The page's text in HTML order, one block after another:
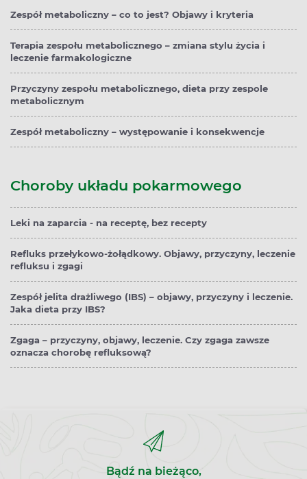
Zespół metaboliczny – co to jest? Objawy i kryteria
Terapia zespołu metabolicznego – zmiana stylu życia i
leczenie farmakologiczne
Przyczyny zespołu metabolicznego, dieta przy zespole
metabolicznym
Zespół metaboliczny – występowanie i konsekwencje
Choroby układu pokarmowego
Leki na zaparcia - na receptę, bez recepty
Refluks przełykowo-żołądkowy. Objawy, przyczyny, leczenie
refluksu i zgagi
Zespół jelita drażliwego (IBS) – objawy, przyczyny i leczenie.
Jaka dieta przy IBS?
Zgaga – przyczyny, objawy, leczenie. Czy zgaga zawsze
oznacza chorobę refluksową?
Bądź na bieżąco,